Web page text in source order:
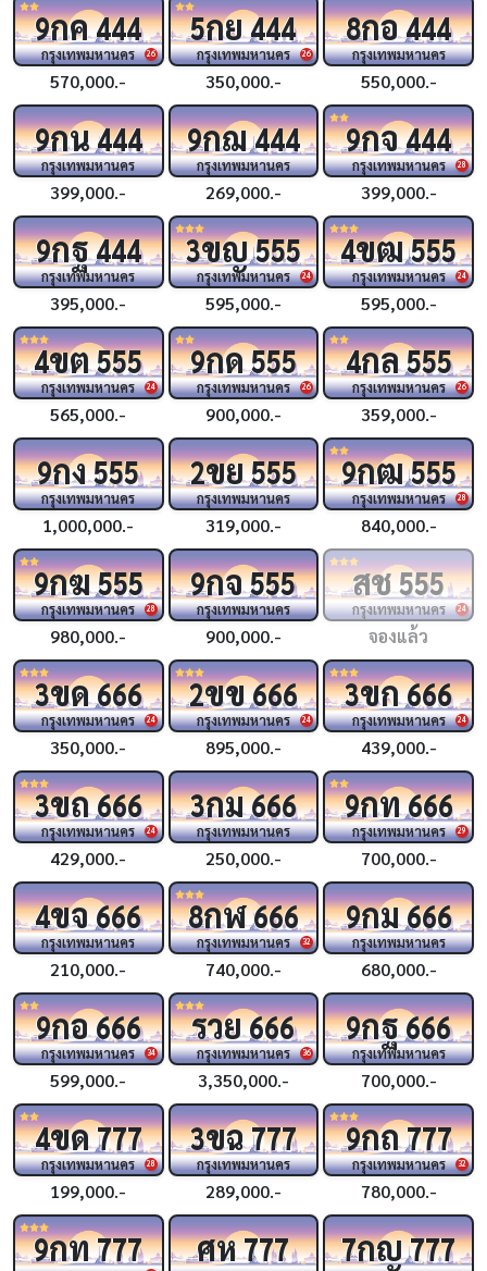
26
9กค444
กรุงเทพมหานคร
570,000.-
26
5กย444
กรุงเทพมหานคร
350,000.-
8กอ444
กรุงเทพมหานคร
550,000.-
9กน444
กรุงเทพมหานคร
399,000.-
9กฌ444
กรุงเทพมหานคร
269,000.-
28
9กจ444
กรุงเทพมหานคร
399,000.-
9กฐ444
กรุงเทพมหานคร
395,000.-
24
3ขญ555
กรุงเทพมหานคร
595,000.-
24
4ขฒ555
กรุงเทพมหานคร
595,000.-
24
4ขต555
กรุงเทพมหานคร
565,000.-
26
9กด555
กรุงเทพมหานคร
900,000.-
26
4กล555
กรุงเทพมหานคร
359,000.-
9กง555
กรุงเทพมหานคร
1,000,000.-
2ขย555
กรุงเทพมหานคร
319,000.-
28
9กฒ555
กรุงเทพมหานคร
840,000.-
28
9กฆ555
กรุงเทพมหานคร
980,000.-
9กจ555
กรุงเทพมหานคร
900,000.-
24
สช555
กรุงเทพมหานคร
จองแล้ว
24
3ขด666
กรุงเทพมหานคร
350,000.-
24
2ขข666
กรุงเทพมหานคร
895,000.-
24
3ขก666
กรุงเทพมหานคร
439,000.-
24
3ขถ666
กรุงเทพมหานคร
429,000.-
3กม666
กรุงเทพมหานคร
250,000.-
29
9กท666
กรุงเทพมหานคร
700,000.-
4ขจ666
กรุงเทพมหานคร
210,000.-
32
8กฬ666
กรุงเทพมหานคร
740,000.-
9กม666
กรุงเทพมหานคร
680,000.-
34
9กอ666
กรุงเทพมหานคร
599,000.-
36
รวย666
กรุงเทพมหานคร
3,350,000.-
9กฐ666
กรุงเทพมหานคร
700,000.-
28
4ขด777
กรุงเทพมหานคร
199,000.-
3ขฉ777
กรุงเทพมหานคร
289,000.-
32
9กถ777
กรุงเทพมหานคร
780,000.-
9กท777 ศห777 7กญ777